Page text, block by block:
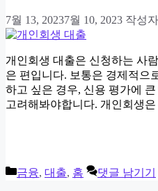
7월 13, 20237월 10, 2023 작성
개인회생 대출은 신청하는 사
은 편입니다. 보통은 경제적으
하고 싶은 경우, 신용 평가에
고려해봐야합니다. 개인회생
카
금융, 대출, 홈 댓글 남기기